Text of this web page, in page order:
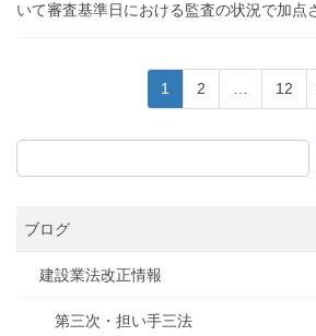
いて審査基準日における監査の状況で加
の
ペ
ジ
送
固
定
ペ
1
固
定
ペ
2
固
定
ペ
12
ブログ
建設業法改正情報
第三次・担い手三法